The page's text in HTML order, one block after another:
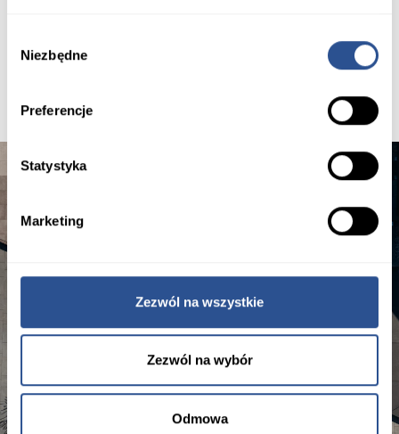
zgody
Niezbędne
Preferencje
Statystyka
Marketing
Zezwól na wszystkie
Zezwól na wybór
Odmowa